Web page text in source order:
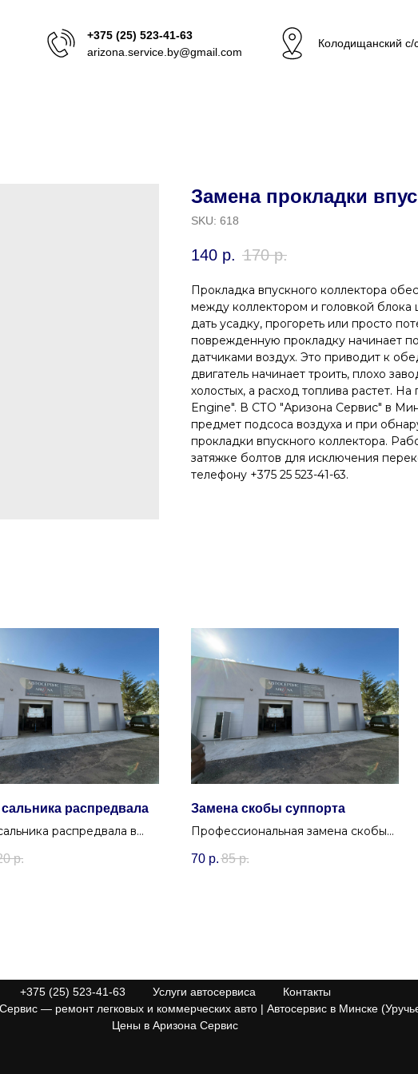
+375 (25) 523-41-63
arizona.service.by@gmail.com
Колодищанский с/
Замена прокладки
SKU: 618
140 р. 170 р.
Прокладка впускного коллектора
между коллектором и головкой
дать усадку, прогореть или просто
поврежденную прокладку начинает
датчиками воздух. Это приводит к
двигатель начинает троить, плохо
холостых, а расход топлива растет.
Engine". В СТО "Аризона Сервис" в
предмет подсоса воздуха и при
прокладки впускного коллектора.
затяжке болтов для исключения
телефону +375 25 523-41-63.
распредвала
распредвала в
стороны ГРМ.
р.
Замена скобы суппорта
Профессиональная замена скобы
крепление и геометрию
70 р. 85 р.
+375 (25) 523-41-63 Услуги автосервиса
Контакты
— ремонт легковых и коммерческих авто | Автосервис в Минске
Цены в Аризона Сервис